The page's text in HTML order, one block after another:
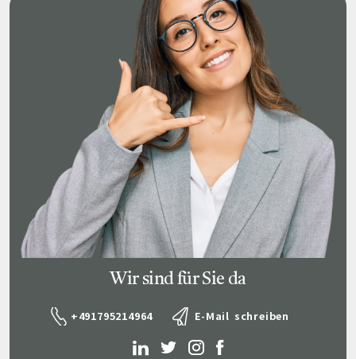
Wir sind für Sie da
+491795214964 E-Mail schreiben